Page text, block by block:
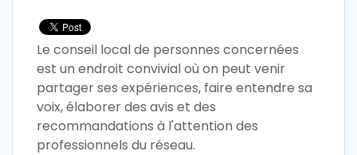
Le conseil local de personnes concernées
est un endroit convivial où on peut venir
partager ses expériences, faire entendre sa
voix, élaborer des avis et des
recommandations à l'attention des
professionnels du réseau.